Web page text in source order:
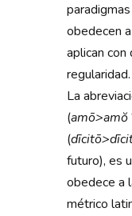
obedecen
aplican
regularidad.
La
(amō>amŏ
(
futuro), es
obedece a
métrico